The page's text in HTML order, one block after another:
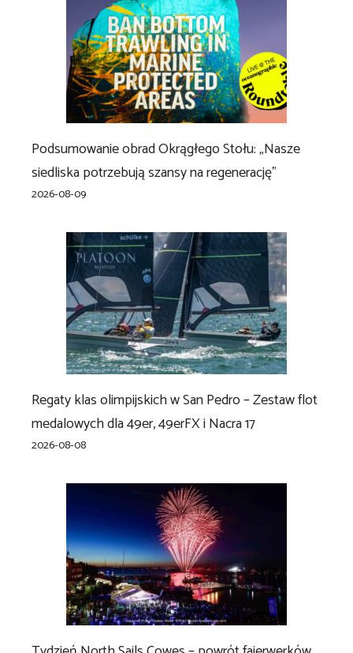
Podsumowanie obrad Okrągłego Stołu: „Nasze
siedliska potrzebują szansy na regenerację”
2026-08-09
Regaty klas olimpijskich w San Pedro – Zestaw flot
medalowych dla 49er, 49erFX i Nacra 17
2026-08-08